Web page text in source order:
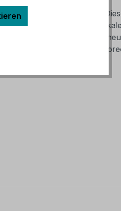
Stirnholz gefertigt wird.
in der Küche ist. Die
und
als auch ästhetisch